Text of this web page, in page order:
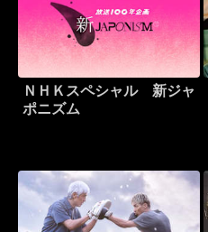
ＮＨＫスペシャル 新ジャ
ポニズム